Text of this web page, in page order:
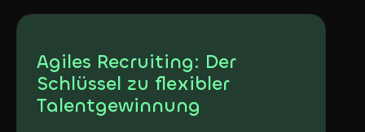
Agiles Recruiting: Der
Schlüssel zu flexibler
Talentgewinnung